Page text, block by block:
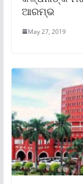
ଆରମ୍ଭ
May 27, 2019